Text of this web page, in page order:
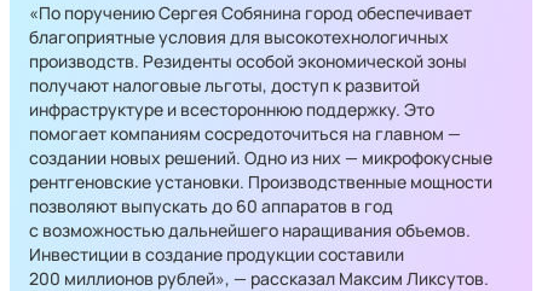
«По поручению Сергея Собянина город обеспечивает
благоприятные условия для высокотехнологичных
производств. Резиденты особой экономической зоны
получают налоговые льготы, доступ к развитой
инфраструктуре и всестороннюю поддержку. Это
помогает компаниям сосредоточиться на главном —
создании новых решений. Одно из них — микрофокусные
рентгеновские установки. Производственные мощности
позволяют выпускать до 60 аппаратов в год
с возможностью дальнейшего наращивания объемов.
Инвестиции в создание продукции составили
200 миллионов рублей», — рассказал Максим Ликсутов.